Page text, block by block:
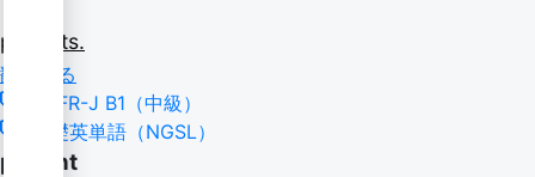
patients.
翻訳する
CEFR-J B1（中級）
基礎英単語（NGSL）
patient